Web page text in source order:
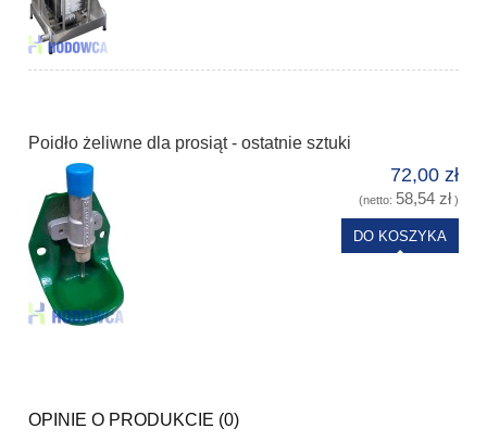
Poidło żeliwne dla prosiąt - ostatnie sztuki
72,00 zł
(netto: 58,54 zł)
DO KOSZYKA
OPINIE O PRODUKCIE (0)